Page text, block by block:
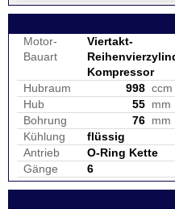
Motor-
Bauart
Viertakt-
Kompressor
Hubraum
998 ccm
Hub
55 mm
Bohrung
76 mm
Kühlung
flüssig
Antrieb
O-Ring Kette
Gänge
6